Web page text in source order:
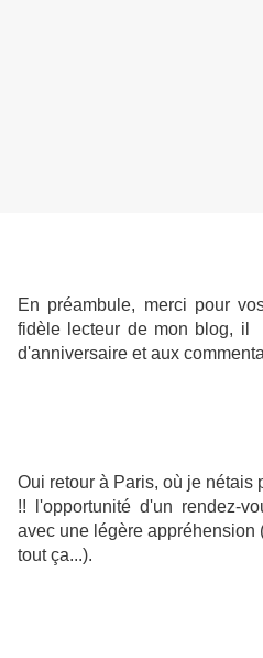
En préambule, merci pour
fidèle lecteur de mon blog, il
d'anniversaire et aux
Oui retour à Paris, où je nétais
!! l'opportunité d'un rendez-
avec une légère appréhension
tout ça...).